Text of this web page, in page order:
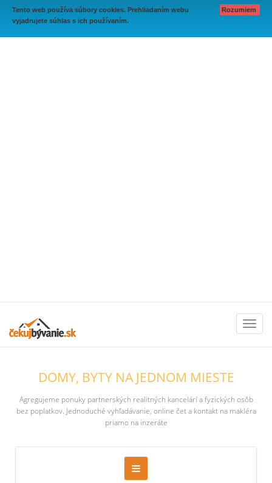
Tento web používa súbory cookies. Prehliadaním webu
vyjadrujete súhlas s ich používaním.
Rozumiem
DOMY, BYTY NA JEDNOM MIESTE
Agregujeme ponuky partnerských realitných kancelárí a fyzických osôb
bez poplatkov. Jednoduché vyhľadávanie, online čet a kontakt na makléra
priamo na inzeráte